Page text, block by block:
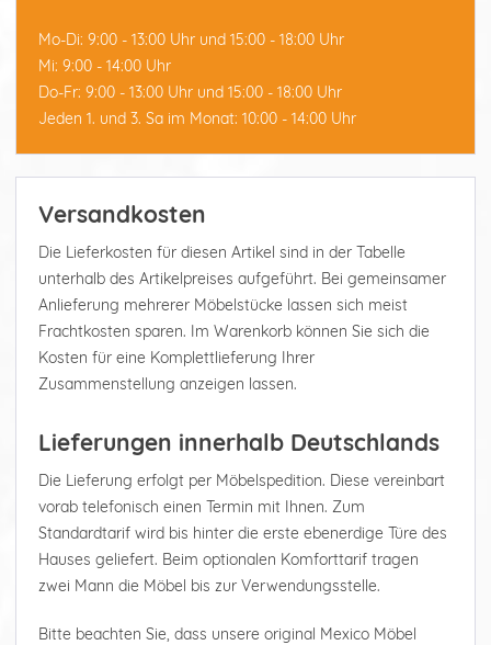
Mo-Di: 9:00 - 13:00 Uhr und 15:00 - 18:00 Uhr
Mi: 9:00 - 14:00 Uhr
Do-Fr: 9:00 - 13:00 Uhr und 15:00 - 18:00 Uhr
Jeden 1. und 3. Sa im Monat: 10:00 - 14:00 Uhr
Versandkosten
Die Lieferkosten für diesen Artikel sind in der Tabelle
unterhalb des Artikelpreises aufgeführt. Bei gemeinsamer
Anlieferung mehrerer Möbelstücke lassen sich meist
Frachtkosten sparen. Im Warenkorb können Sie sich die
Kosten für eine Komplettlieferung Ihrer
Zusammenstellung anzeigen lassen.
Lieferungen innerhalb Deutschlands
Die Lieferung erfolgt per Möbelspedition. Diese vereinbart
vorab telefonisch einen Termin mit Ihnen. Zum
Standardtarif wird bis hinter die erste ebenerdige Türe des
Hauses geliefert. Beim optionalen Komforttarif tragen
zwei Mann die Möbel bis zur Verwendungsstelle.
Bitte beachten Sie, dass unsere original Mexico Möbel